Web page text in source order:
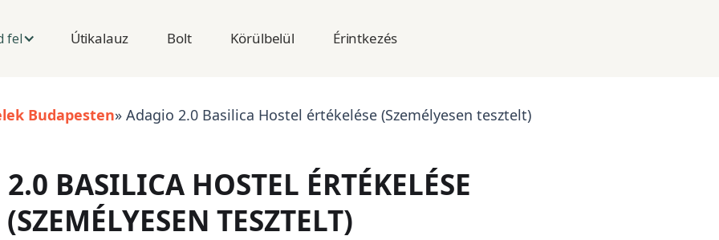
fel Útikalauz Bolt Körülbelül Érintkezés
Budapesten» Adagio 2.0 Basilica Hostel értékelése (Személyesen tesztelt)
BASILICA HOSTEL ÉRTÉKELÉSE
(SZEMÉLYESEN TESZTELT)